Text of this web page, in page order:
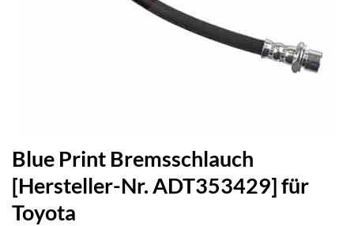
Blue Print Bremsschlauch
[Hersteller-Nr. ADT353429] für
Toyota